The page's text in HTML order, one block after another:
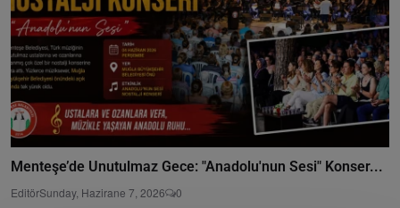
Menteşe’de Unutulmaz Gece: "Anadolu'nun Sesi" Konser...
EditörSunday, Hazirane 7, 2026 0